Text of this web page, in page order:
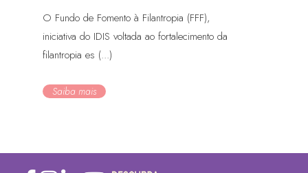
O Fundo de Fomento à Filantropia (FFF),
iniciativa do IDIS voltada ao fortalecimento da
filantropia es (...)
Saiba mais